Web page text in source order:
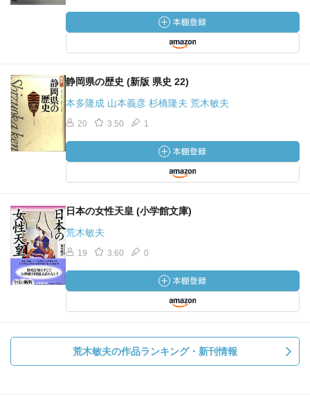
静岡県の歴史 (新版 県史 22)
本多隆成 山本義彦 杉橋隆夫 荒木敏夫
20 3.50 1
日本の女性天皇 (小学館文庫)
荒木敏夫
19 3.60 0
荒木敏夫の作品ランキング・新刊情報